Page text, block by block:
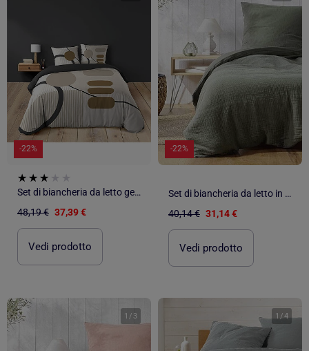
-22%
Set di biancheria da letto geometrica in cotone stampato su due lati
48,19 € 37,39 €
Vedi prodotto
-22%
Set di biancheria da letto in garza di cotone
40,14 € 31,14 €
Vedi prodotto
1 / 3 1 /4